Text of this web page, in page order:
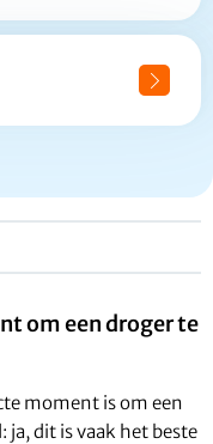
om een droger te
moment is om een
ja, dit is vaak het beste